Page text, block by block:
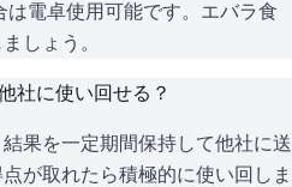
は電卓使用可能です。エバラ食
しょう。
社に使い回せる？
果を一定期間保持して他社に送
が取れたら積極的に使い回しま